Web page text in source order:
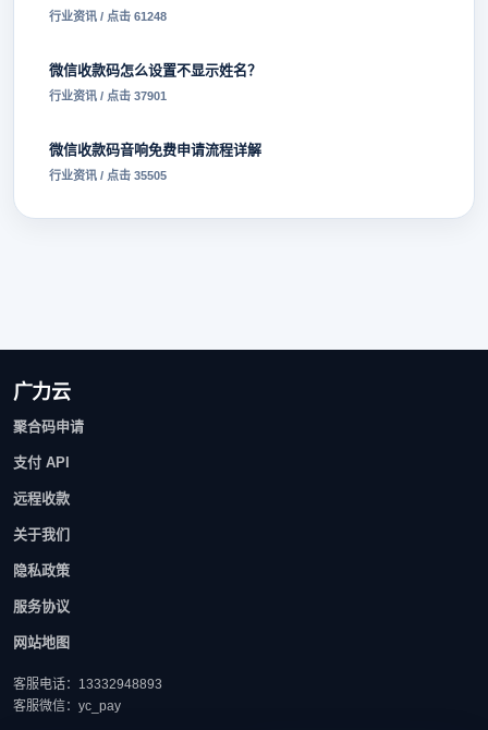
行业资讯 / 点击 61248
微信收款码怎么设置不显示姓名？
行业资讯 / 点击 37901
微信收款码音响免费申请流程详解
行业资讯 / 点击 35505
广力云
聚合码申请
支付 API
远程收款
关于我们
隐私政策
服务协议
网站地图
客服电话：13332948893
客服微信：yc_pay